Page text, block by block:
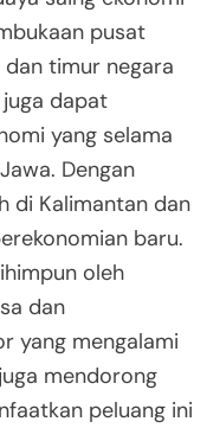
pusat
timur negara
juga dapat
yang selama
Dengan
di Kalimantan dan
baru.
oleh
dan
yang mengalami
mendorong
peluang ini